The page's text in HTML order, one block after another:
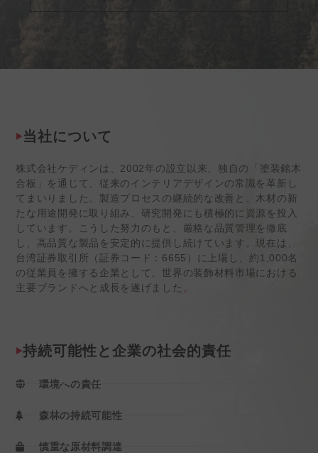
当社について
株式会社ケディンは、2002年の設立以来、独自の「塗装銘木
合板」を通じて、従来のインテリアデザインの常識を革新し
てまいりました。製造プロセスの継続的な改善と、木材の新
たな用途開発に取り組み、研究開発にも積極的に資源を投入
しています。こうした努力のもと、厳格な品質管理を徹底
し、高品質な製品を安定的に提供し続けています。現在は、
台湾証券取引所（証券コード：6655）に上場し、約1,000名
の従業員を擁する企業として、世界の装飾材料市場における
主要ブランドへと成長を遂げました
持続可能性と企業の社会的責任
環境への責任
森林の持続可能性
慎重な原材料調達